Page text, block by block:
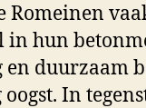
Romeinen
hun
en duurzaam
In